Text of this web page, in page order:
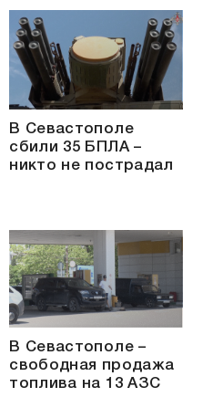
В Севастополе
сбили 35 БПЛА –
никто не пострадал
В Севастополе –
свободная продажа
топлива на 13 АЗС